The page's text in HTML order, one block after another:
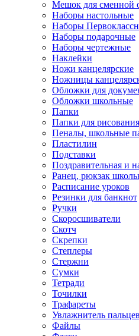
Мешок для сменной
Наборы настольные
Наборы
Наборы подарочные
Наборы чертежные
Наклейки
Ножи канцелярские
Ножницы
Обложки для
Обложки школьные
Папки
Папки для
Пеналы, школьные
Пластилин
Подставки
Поздравительная и
Ранец, рюкзак
Расписание уроков
Резинки для банкнот
Ручки
Скоросшиватели
Скотч
Скрепки
Степлеры
Стержни
Сумки
Тетради
Точилки
Трафареты
Увлажнитель
Файлы